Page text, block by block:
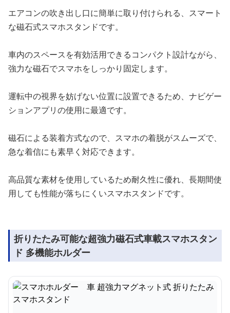
エアコンの吹き出し口に簡単に取り付けられる、スマート
な磁石式スマホスタンドです。
車内のスペースを有効活用できるコンパクト設計ながら、
強力な磁石でスマホをしっかり固定します。
運転中の視界を妨げない位置に設置できるため、ナビゲー
ションアプリの使用に最適です。
磁石による装着方式なので、スマホの着脱がスムーズで、
急な着信にも素早く対応できます。
高品質な素材を使用しているため耐久性に優れ、長期間使
用しても性能が落ちにくいスマホスタンドです。
折りたたみ可能な超強力磁石式車載スマホスタン
ド 多機能ホルダー